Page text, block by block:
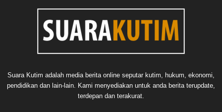
Suara Kutim adalah media berita online seputar kutim, hukum, ekonomi,
pendidikan dan lain-lain. Kami menyediakan untuk anda berita terupdate,
terdepan dan terakurat.